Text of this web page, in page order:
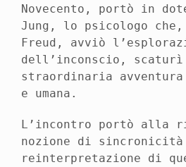
Novecento, portò in
Jung, lo psicologo che,
Freud, avviò
dell’inconscio, scaturì
straordinaria
e umana.
L’incontro portò alla
nozione di
reinterpretazione di